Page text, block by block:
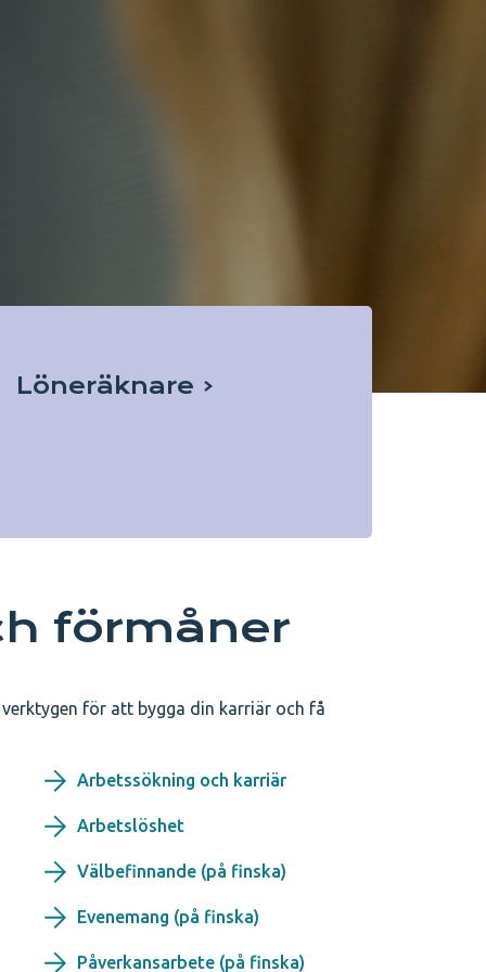
Löneräknare
förmåner
för att bygga din karriär och få
Arbetssökning och karriär
Arbetslöshet
Välbefinnande (på finska)
Evenemang (på finska)
Påverkansarbete (på finska)